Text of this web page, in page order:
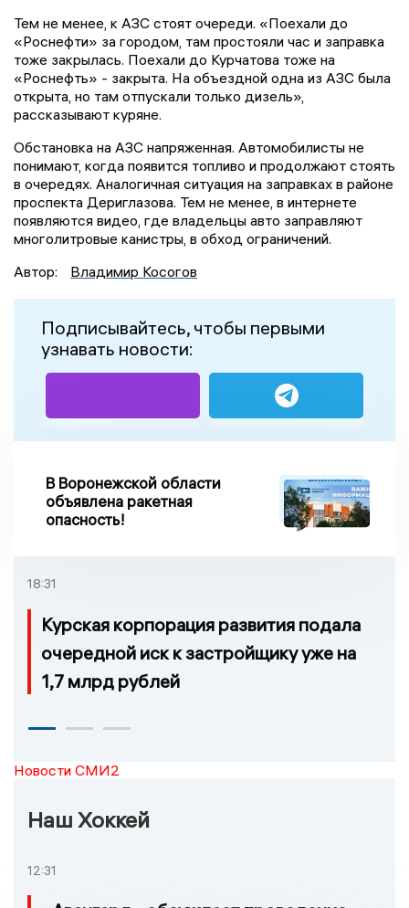
Тем не менее, к АЗС стоят очереди. «Поехали до
«Роснефти» за городом, там простояли час и заправка
тоже закрылась. Поехали до Курчатова тоже на
«Роснефть» - закрыта. На объездной одна из АЗС была
открыта, но там отпускали только дизель»,
рассказывают куряне.
Обстановка на АЗС напряженная. Автомобилисты не
понимают, когда появится топливо и продолжают стоять
в очередях. Аналогичная ситуация на заправках в районе
проспекта Дериглазова. Тем не менее, в интернете
появляются видео, где владельцы авто заправляют
многолитровые канистры, в обход ограничений.
Автор:
Владимир Косогов
Подписывайтесь, чтобы первыми
узнавать новости:
В Воронежской области
объявлена ракетная
опасность!
18:31
Курская корпорация развития подала
очередной иск к застройщику уже на
1,7 млрд рублей
Новости СМИ2
Наш Хоккей
12:31